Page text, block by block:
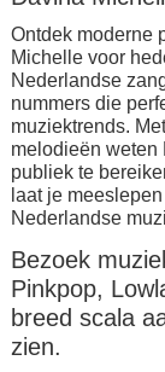
Ontdek moderne
Michelle voor
Nederlandse
nummers die
muziektrends.
melodieën weten
publiek te
laat je
Nederlandse
Bezoek
Pinkpop,
breed scala
zien.